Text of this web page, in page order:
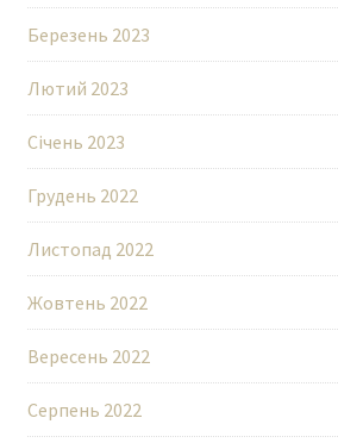
Березень 2023
Лютий 2023
Січень 2023
Грудень 2022
Листопад 2022
Жовтень 2022
Вересень 2022
Серпень 2022